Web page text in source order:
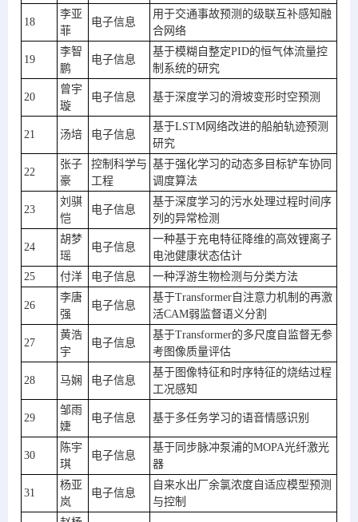
18
李亚
菲
电子信息
用于交通事故预测的级联互补感知融
合网络
19
李智
鹏
电子信息
基于模糊自整定PID的恒气体流量控
制系统的研究
20
曾宇
璇
电子信息 基于深度学习的滑坡变形时空预测
21 汤培 电子信息
基于LSTM网络改进的船舶轨迹预测
研究
22
张子
豪
控制科学与
工程
基于强化学习的动态多目标铲车协同
调度算法
23
刘骐
恺
电子信息
基于深度学习的污水处理过程时间序
列的异常检测
24
胡梦
瑶
电子信息
一种基于充电特征降维的高效锂离子
电池健康状态估计
25
付洋 电子信息 一种浮游生物检测与分类方法
26
李唐
强
电子信息
基于Transformer自注意力机制的再激
活CAM弱监督语义分割
27
黄浩
宇
电子信息
基于Transformer的多尺度自监督无参
考图像质量评估
28 马娴 电子信息
基于图像特征和时序特征的烧结过程
工况感知
29
邹雨
婕
电子信息 基于多任务学习的语音情感识别
30
陈宇
琪
电子信息
基于同步脉冲泵浦的MOPA光纤激光
器
31
杨亚
岚
电子信息
自来水出厂余氯浓度自适应模型预测
与控制